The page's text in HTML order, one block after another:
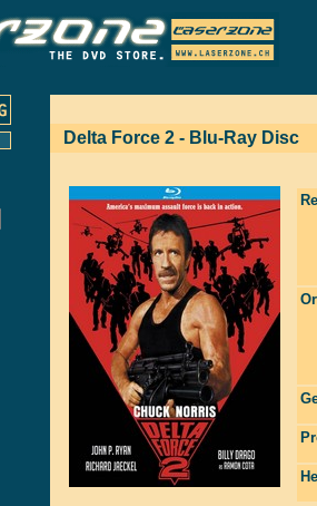
Delta Force 2 - Blu-Ray Disc